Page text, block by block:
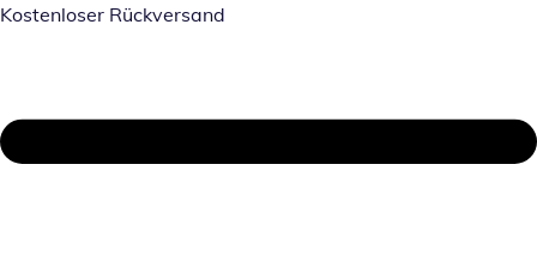
Kostenloser Rückversand